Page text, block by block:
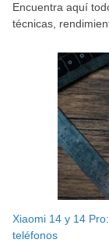
Encuentra aquí
técnicas,
Xiaomi 14 y 14
teléfonos